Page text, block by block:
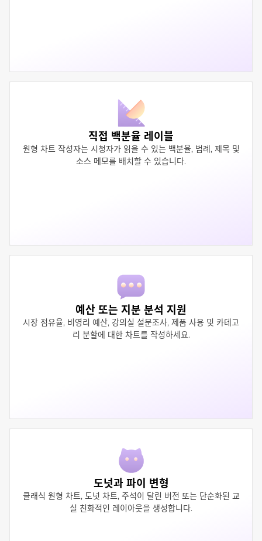
직접 백분율 레이블
원형 차트 작성자는 시청자가 읽을 수 있는 백분율, 범례, 제목 및
소스 메모를 배치할 수 있습니다.
예산 또는 지분 분석 지원
시장 점유율, 비영리 예산, 강의실 설문조사, 제품 사용 및 카테고
리 분할에 대한 차트를 작성하세요.
도넛과 파이 변형
클래식 원형 차트, 도넛 차트, 주석이 달린 버전 또는 단순화된 교
실 친화적인 레이아웃을 생성합니다.